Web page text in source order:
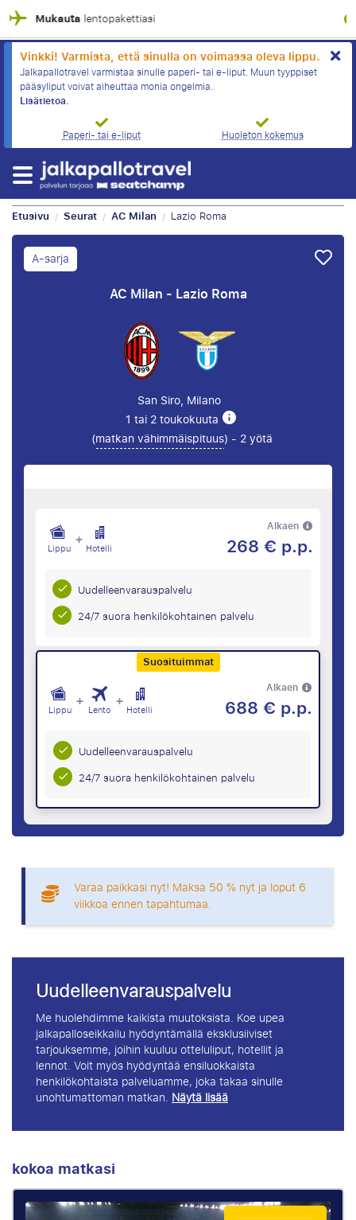
100% taloudellinen suoja
Vinkki! Varmista, että sinulla on voimassa oleva lippu.
Jalkapallotravel varmistaa sinulle paperi- tai e-liput. Muun tyyppiset
pääsyliput voivat aiheuttaa monia ongelmia.
Lisätietoa.
Paperi- tai e-liput
Huoleton kokemus
Etusivu / Seurat / AC Milan / Lazio Roma
A-sarja
AC Milan - Lazio Roma
San Siro, Milano
1 tai 2 toukokuuta
(matkan vähimmäispituus) - 2 yötä
Lippu + Hotelli
Alkaen
268 € p.p.
Uudelleenvarauspalvelu
24/7 suora henkilökohtainen palvelu
Suosituimmat
Lippu + Lento + Hotelli
Alkaen
688 € p.p.
Uudelleenvarauspalvelu
24/7 suora henkilökohtainen palvelu
Varaa paikkasi nyt! Maksa 50 % nyt ja loput 6
viikkoa ennen tapahtumaa.
Uudelleenvarauspalvelu
Me huolehdimme kaikista muutoksista. Koe upea
jalkapalloseikkailu hyödyntämällä eksklusiiviset
tarjouksemme, joihin kuuluu otteluliput, hotellit ja
lennot. Voit myös hyödyntää ensiluokkaista
henkilökohtaista palveluamme, joka takaa sinulle
unohtumattoman matkan.Näytä lisää
kokoa matkasi